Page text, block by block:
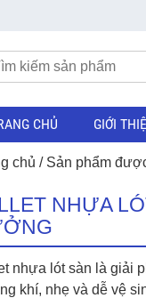
CHỦ GIỚI
chủ / Sản phẩm
NHỰA
nhựa lót sàn là giải
khí, nhẹ và dễ vệ